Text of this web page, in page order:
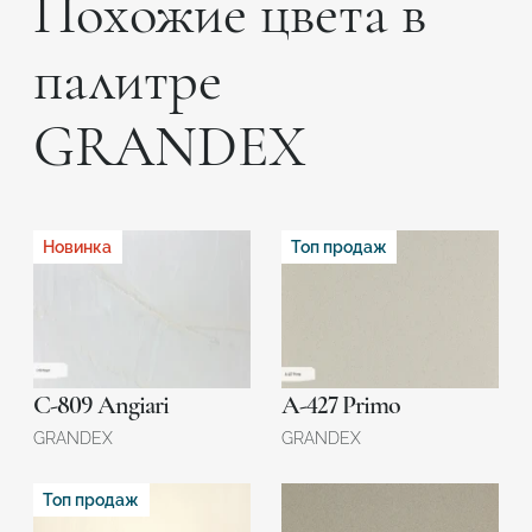
Похожие цвета в
палитре
GRANDEX
Новинка
C-809 Angiari
GRANDEX
Топ продаж
A-427 Primo
GRANDEX
Топ продаж